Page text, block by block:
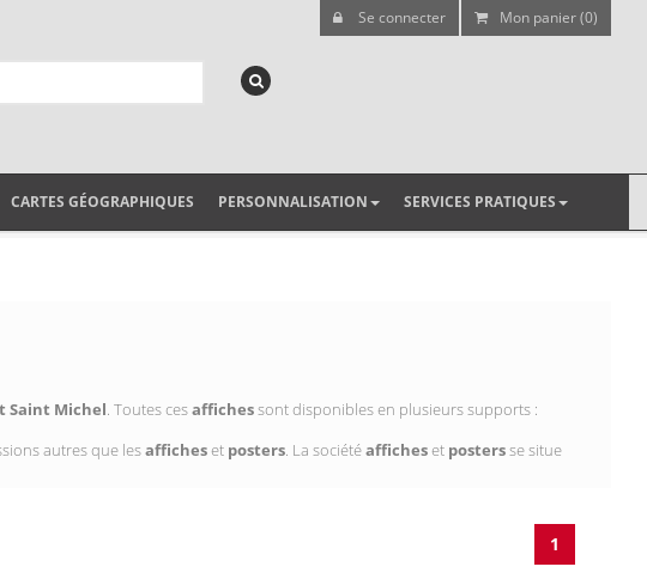
Se connecter Mon panier (0)
CARTES GÉOGRAPHIQUES PERSONNALISATION SERVICES PRATIQUES
Saint Michel. Toutes cesaffichessont disponibles en plusieurs supports :
autres que lesafficheset posters. La sociétéafficheset postersse situe
1